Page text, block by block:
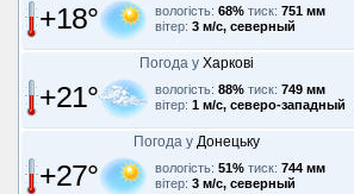
+18° вологість: 68% тиск: 751 мм
вітер: 3 м/с, северный
Погода у Харкові
+21° вологість: 88% тиск: 749 мм
вітер: 1 м/с, северо-западный
Погода у Донецьку
+27° вологість: 51% тиск: 744 мм
вітер: 3 м/с, северный